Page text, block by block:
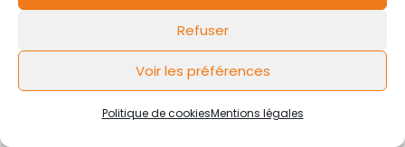
Refuser
Voir les préférences
Politique de cookiesMentions légales